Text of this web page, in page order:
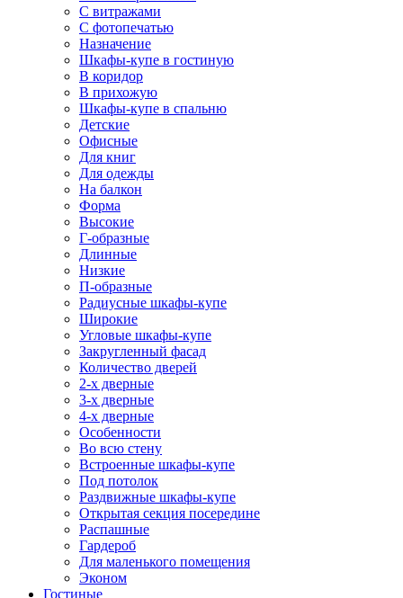
С витражами
С фотопечатью
Назначение
Шкафы-купе в гостиную
В коридор
В прихожую
Шкафы-купе в спальню
Детские
Офисные
Для книг
Для одежды
На балкон
Форма
Высокие
Г-образные
Длинные
Низкие
П-образные
Радиусные шкафы-купе
Широкие
Угловые шкафы-купе
Закругленный фасад
Количество дверей
2-х дверные
3-х дверные
4-х дверные
Особенности
Во всю стену
Встроенные шкафы-купе
Под потолок
Раздвижные шкафы-купе
Открытая секция посередине
Распашные
Гардероб
Для маленького помещения
Эконом
Гостиные